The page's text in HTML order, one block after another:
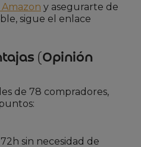
y asegurarte de
sigue el enlace
(Opinión
de 78 compradores,
sin necesidad de